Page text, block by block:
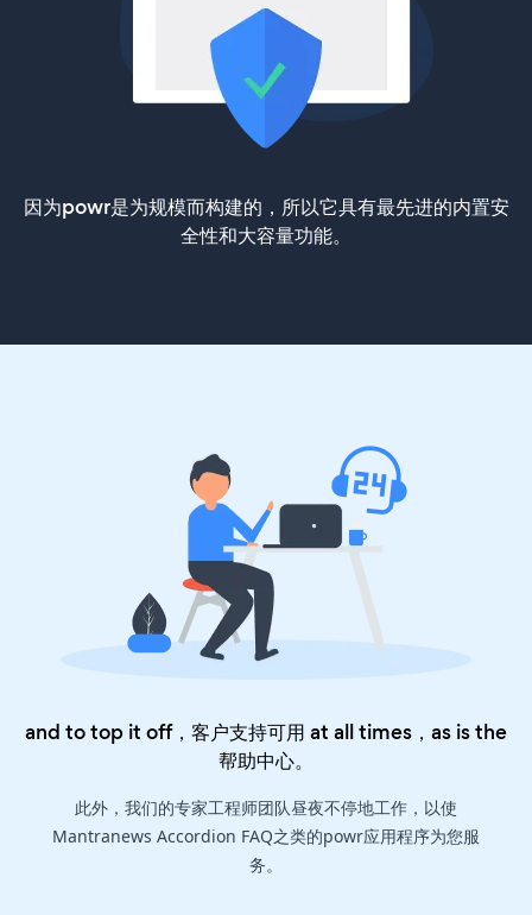
因为powr是为规模而构建的，所以它具有最先进的内置安
全性和大容量功能。
and to top it off，客户支持可用 at all times，as is the
帮助中心。
此外，我们的专家工程师团队昼夜不停地工作，以使
Mantranews Accordion FAQ之类的powr应用程序为您服
务。